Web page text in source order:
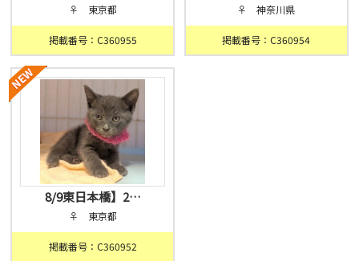
♀ 東京都
掲載番号：C360955
♀ 神奈川県
掲載番号：C360954
8/9東日本橋】2…
♀ 東京都
掲載番号：C360952